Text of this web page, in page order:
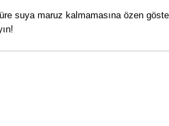
suya maruz kalmamasına özen